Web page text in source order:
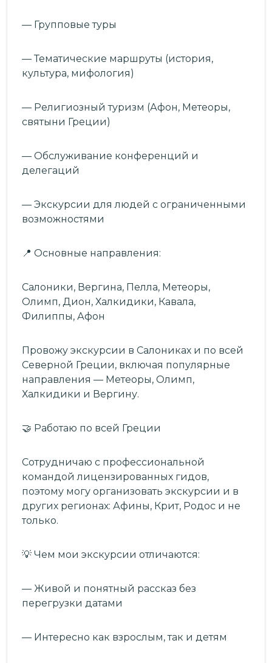
— Групповые туры
— Тематические маршруты (история,
культура, мифология)
— Религиозный туризм (Афон, Метеоры,
святыни Греции)
— Обслуживание конференций и
делегаций
— Экскурсии для людей с ограниченными
возможностями
📍 Основные направления:
Салоники, Вергина, Пелла, Метеоры,
Олимп, Дион, Халкидики, Кавала,
Филиппы, Афон
Провожу экскурсии в Салониках и по всей
Северной Греции, включая популярные
направления — Метеоры, Олимп,
Халкидики и Вергину.
🤝 Работаю по всей Греции
Сотрудничаю с профессиональной
командой лицензированных гидов,
поэтому могу организовать экскурсии и в
других регионах: Афины, Крит, Родос и не
только.
💡 Чем мои экскурсии отличаются:
— Живой и понятный рассказ без
перегрузки датами
— Интересно как взрослым, так и детям